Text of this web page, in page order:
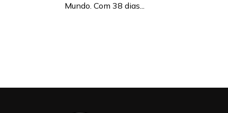
Mundo. Com 38 dias...